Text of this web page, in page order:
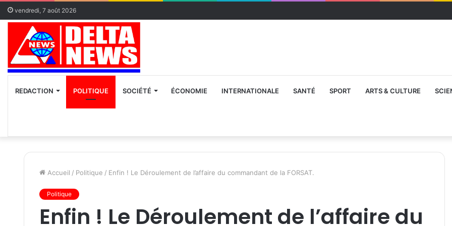
vendredi, 7 août 2026
REDACTION POLITIQUE SOCIÉTÉ ÉCONOMIE INTERNATIONALE SANTÉ SPORT ARTS & CULTURE
Accueil / Politique / Enfin ! Le Déroulement de l’affaire du commandant de la FORSAT.
Politique
Enfin ! Le Déroulement de l’affaire du